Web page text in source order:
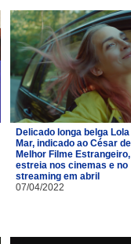
Delicado longa belga Lola
Mar, indicado ao César de
Melhor Filme Estrangeiro,
estreia nos cinemas e no
streaming em abril
07/04/2022